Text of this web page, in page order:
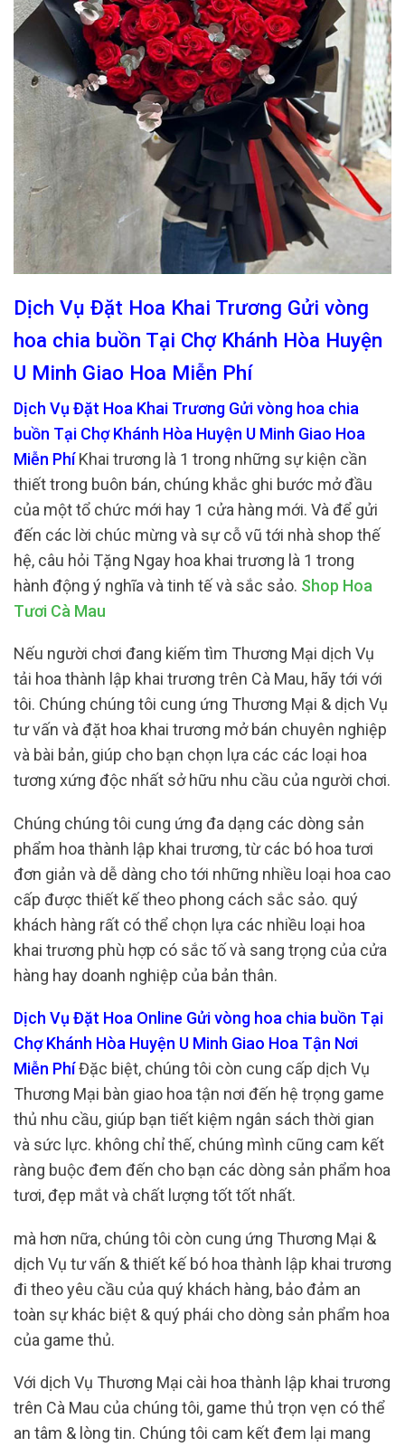
Dịch Vụ Đặt Hoa Khai Trương Gửi vòng
hoa chia buồn Tại Chợ Khánh Hòa Huyện
U Minh Giao Hoa Miễn Phí
Dịch Vụ Đặt Hoa Khai Trương Gửi vòng hoa chia
buồn Tại Chợ Khánh Hòa Huyện U Minh Giao Hoa
Miễn PhíKhai trương là 1 trong những sự kiện cần
thiết trong buôn bán, chúng khắc ghi bước mở đầu
của một tổ chức mới hay 1 cửa hàng mới. Và để gửi
đến các lời chúc mừng và sự cỗ vũ tới nhà shop thế
hệ, câu hỏi Tặng Ngay hoa khai trương là 1 trong
hành động ý nghĩa và tinh tế và sắc sảo. Shop Hoa
Tươi Cà Mau
Nếu người chơi đang kiếm tìm Thương Mại dịch Vụ
tải hoa thành lập khai trương trên Cà Mau, hãy tới với
tôi. Chúng chúng tôi cung ứng Thương Mại & dịch Vụ
tư vấn và đặt hoa khai trương mở bán chuyên nghiệp
và bài bản, giúp cho bạn chọn lựa các các loại hoa
tương xứng độc nhất sở hữu nhu cầu của người chơi.
Chúng chúng tôi cung ứng đa dạng các dòng sản
phẩm hoa thành lập khai trương, từ các bó hoa tươi
đơn giản và dễ dàng cho tới những nhiều loại hoa cao
cấp được thiết kế theo phong cách sắc sảo. quý
khách hàng rất có thể chọn lựa các nhiều loại hoa
khai trương phù hợp có sắc tố và sang trọng của cửa
hàng hay doanh nghiệp của bản thân.
Dịch Vụ Đặt Hoa Online Gửi vòng hoa chia buồn Tại
Chợ Khánh Hòa Huyện U Minh Giao Hoa Tận Nơi
Miễn PhíĐặc biệt, chúng tôi còn cung cấp dịch Vụ
Thương Mại bàn giao hoa tận nơi đến hệ trọng game
thủ nhu cầu, giúp bạn tiết kiệm ngân sách thời gian
và sức lực. không chỉ thế, chúng mình cũng cam kết
ràng buộc đem đến cho bạn các dòng sản phẩm hoa
tươi, đẹp mắt và chất lượng tốt tốt nhất.
mà hơn nữa, chúng tôi còn cung ứng Thương Mại &
dịch Vụ tư vấn & thiết kế bó hoa thành lập khai trương
đi theo yêu cầu của quý khách hàng, bảo đảm an
toàn sự khác biệt & quý phái cho dòng sản phẩm hoa
của game thủ.
Với dịch Vụ Thương Mại cài hoa thành lập khai trương
trên Cà Mau của chúng tôi, game thủ trọn vẹn có thể
an tâm & lòng tin. Chúng tôi cam kết đem lại mang